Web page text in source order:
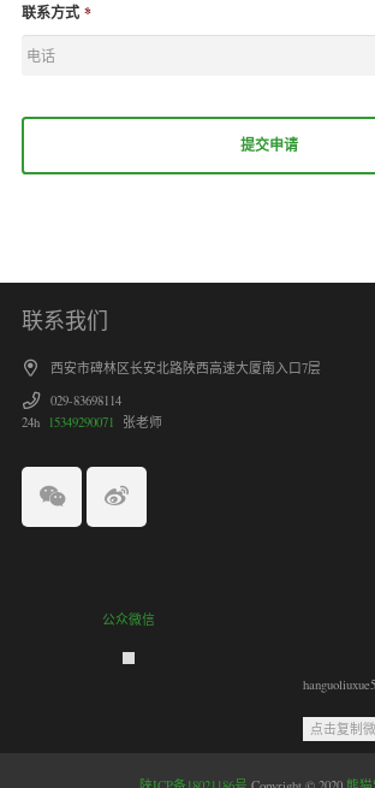
联系方式 *
联系我们
西安市碑林区长安北路陕西高速大厦南入口7层
029-83698114
24h
15349290071 张老师
公众微信
点击复制